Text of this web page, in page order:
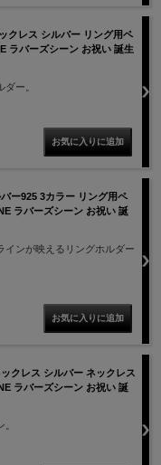
クレス シルバー リング用ペ
ラバーズシーン お祝い 誕生
ー。
ー925 3カラー リング用ペ
ラバーズシーン お祝い 誕
インが映えるリングホルダー
クレス シルバー ネックレス
ラバーズシーン お祝い 誕